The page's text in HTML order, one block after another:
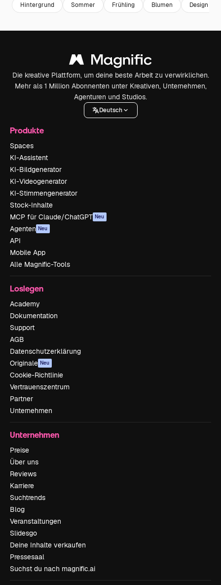
Hintergrund Sommer Frühling Blumen Design
Die kreative Plattform, um deine beste Arbeit zu verwirklichen.
Mehr als 1 Million Abonnenten unter Kreativen, Unternehmen,
Agenturen und Studios.
Deutsch
Produkte
Spaces
KI-Assistent
KI-Bildgenerator
KI-Videogenerator
KI-Stimmengenerator
Stock-Inhalte
MCP für Claude/ChatGPT Neu
Agenten Neu
API
Mobile App
Alle Magnific-Tools
Loslegen
Academy
Dokumentation
Support
AGB
Datenschutzerklärung
Originale Neu
Cookie-Richtlinie
Vertrauenszentrum
Partner
Unternehmen
Unternehmen
Preise
Über uns
Reviews
Karriere
Suchtrends
Blog
Veranstaltungen
Slidesgo
Deine Inhalte verkaufen
Pressesaal
Suchst du nach magnific.ai